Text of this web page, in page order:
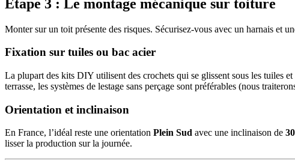
Étape 3 : Le montage mécanique sur toiture
Monter sur un toit présente des risques. Sécurisez-vous avec un harnais et
Fixation sur tuiles ou bac acier
La plupart des kits DIY utilisent des crochets qui se glissent sous les tuiles
terrasse, les systèmes de lestage sans perçage sont préférables (nous
Orientation et inclinaison
En France, l’idéal reste une orientation Plein Sud avec une inclinaison de
lisser la production sur la journée.